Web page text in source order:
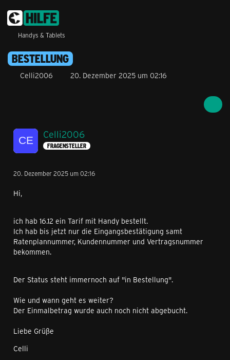
Handys & Tablets
BESTELLUNG
Celli2006 20. Dezember 2025 um 02:16
Celli2006
FRAGENSTELLER
20. Dezember 2025 um 02:16
Hi,
ich hab 16.12 ein Tarif mit Handy bestellt.
Ich hab bis jetzt nur die Eingangsbestätigung samt
Ratenplannummer, Kundennummer und Vertragsnummer
bekommen.
Der Status steht immernoch auf "in Bestellung".
Wie und wann geht es weiter?
Der Einmalbetrag wurde auch noch nicht abgebucht.
Liebe Grüße
Celli